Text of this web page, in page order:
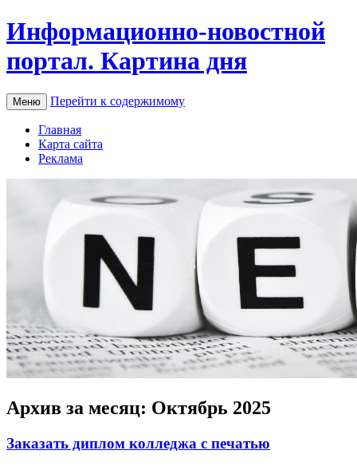
Информационно-новостной
портал. Картина дня
Меню Перейти к содержимому
Главная
Карта сайта
Реклама
Архив за месяц: Октябрь 2025
Заказать диплом колледжа с печатью